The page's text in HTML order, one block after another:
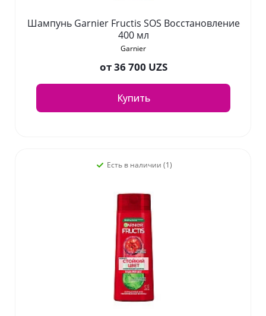
Шампунь Garnier Fructis SOS Восстановление
400 мл
Garnier
от36 700 UZS
Купить
Есть в наличии (1)